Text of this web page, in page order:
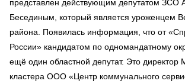
представлен действующим депутатом ЗСО
Бесединым, который является уроженцем
района. Появилась информация, что от
России» кандидатом по одномандатному
ещё один областной депутат. Это директор
кластера ООО «Центр коммунального